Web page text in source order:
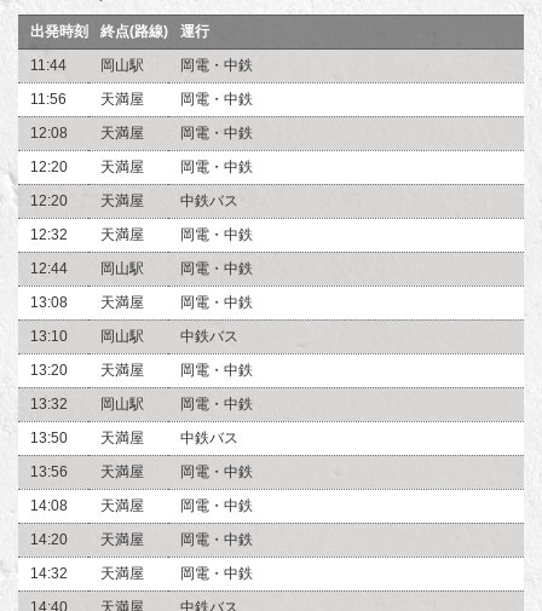
出発時刻 終点(路線)
運行
11:44
岡山駅
岡電・中鉄
11:56
天満屋
岡電・中鉄
12:08
天満屋
岡電・中鉄
12:20
天満屋
岡電・中鉄
12:20
天満屋
中鉄バス
12:32
天満屋
岡電・中鉄
12:44
岡山駅
岡電・中鉄
13:08
天満屋
岡電・中鉄
13:10
岡山駅
中鉄バス
13:20
天満屋
岡電・中鉄
13:32
岡山駅
岡電・中鉄
13:50
天満屋
中鉄バス
13:56
天満屋
岡電・中鉄
14:08
天満屋
岡電・中鉄
14:20
天満屋
岡電・中鉄
14:32
天満屋
岡電・中鉄
14:40
天満屋
中鉄バス